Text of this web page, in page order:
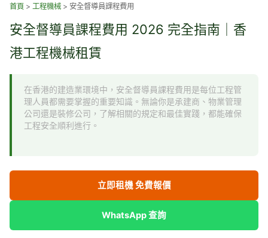
首頁 > 工程機械 > 安全督導員課程費用
安全督導員課程費用 2026 完全指南｜香
港工程機械租賃
在香港的建造業環境中，安全督導員課程費用是每位工程管
理人員都需要掌握的重要知識。無論你是承建商、物業管理
公司還是裝修公司，了解相關的規定和最佳實踐，都能確保
工程安全順利進行。
立即租機 免費報價
WhatsApp 查詢